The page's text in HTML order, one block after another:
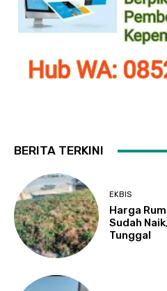
BERITA TERKINI
EKBIS
Harga
Sudah
Tunggal